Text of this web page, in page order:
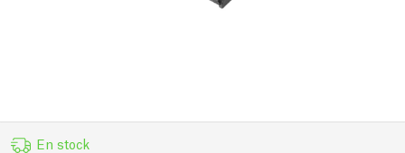
En stock